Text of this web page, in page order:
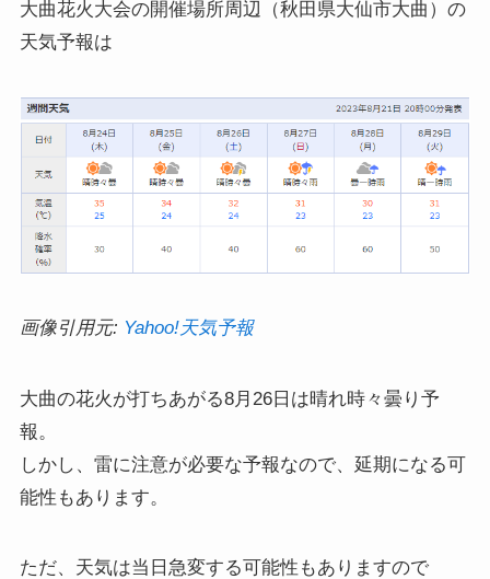
大曲花火大会の開催場所周辺（秋田県大仙市大曲）の
天気予報は
画像引用元: Yahoo!天気予報
大曲の花火が打ちあがる8月26日は晴れ時々曇り予
報。
しかし、雷に注意が必要な予報なので、延期になる可
能性もあります。
ただ、天気は当日急変する可能性もありますので